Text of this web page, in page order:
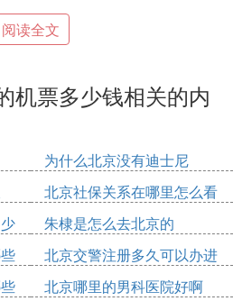
阅读全文
机票多少钱相关的内
为什么北京没有迪士尼
北京社保关系在哪里怎么看
朱棣是怎么去北京的
北京交警注册多久可以办进
京证
北京哪里的男科医院好啊